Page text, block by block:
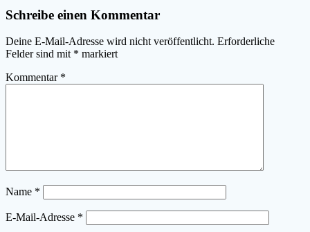
Schreibe einen Kommentar
Deine E-Mail-Adresse wird nicht veröffentlicht. Erforderliche
Felder sind mit * markiert
Kommentar *
Name *
E-Mail-Adresse *